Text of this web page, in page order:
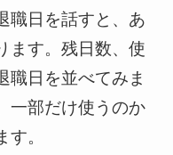
職日を話すと、あ
ます。残日数、使
職日を並べてみま
一部だけ使うのか
。